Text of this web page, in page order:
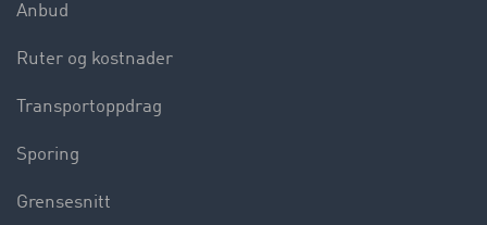
Anbud
Ruter og kostnader
Transportoppdrag
Sporing
Grensesnitt